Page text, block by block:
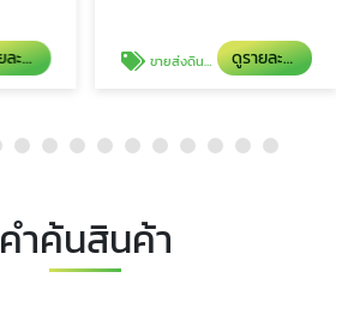
ดูรายละเอียด ขายส่งดินลูกรังราคาถูก หทัยราษฎร์ ดูรายละเอียด
คำค้นสินค้า